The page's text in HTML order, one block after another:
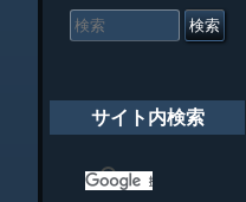
索
サイト内検索